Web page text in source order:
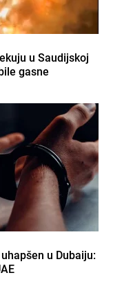
u Saudijskoj
gasne
u Dubaiju: